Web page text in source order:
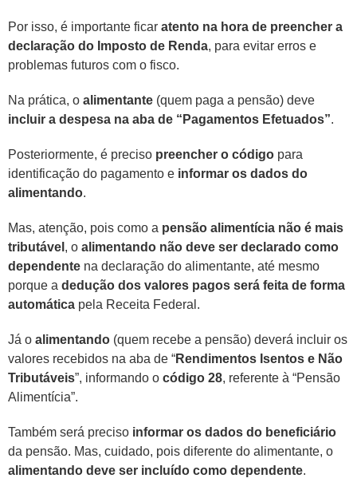
Por isso, é importante ficar atento na hora de preencher a
declaração do Imposto de Renda, para evitar erros e
problemas futuros com o fisco.
Na prática, o alimentante (quem paga a pensão) deve
incluir a despesa na aba de “Pagamentos Efetuados”.
Posteriormente, é preciso preencher o código para
identificação do pagamento e informar os dados do
alimentando.
Mas, atenção, pois como a pensão alimentícia não é mais
tributável , o alimentando não deve ser declarado como
dependente na declaração do alimentante, até mesmo
porque a dedução dos valores pagos será feita de forma
automática pela Receita Federal.
Já o alimentando (quem recebe a pensão) deverá incluir os
valores recebidos na aba de “Rendimentos Isentos e Não
Tributáveis”, informando o código 28, referente à “Pensão
Alimentícia”.
Também será preciso informar os dados do beneficiário
da pensão. Mas, cuidado, pois diferente do alimentante, o
alimentando deve ser incluído como dependente.